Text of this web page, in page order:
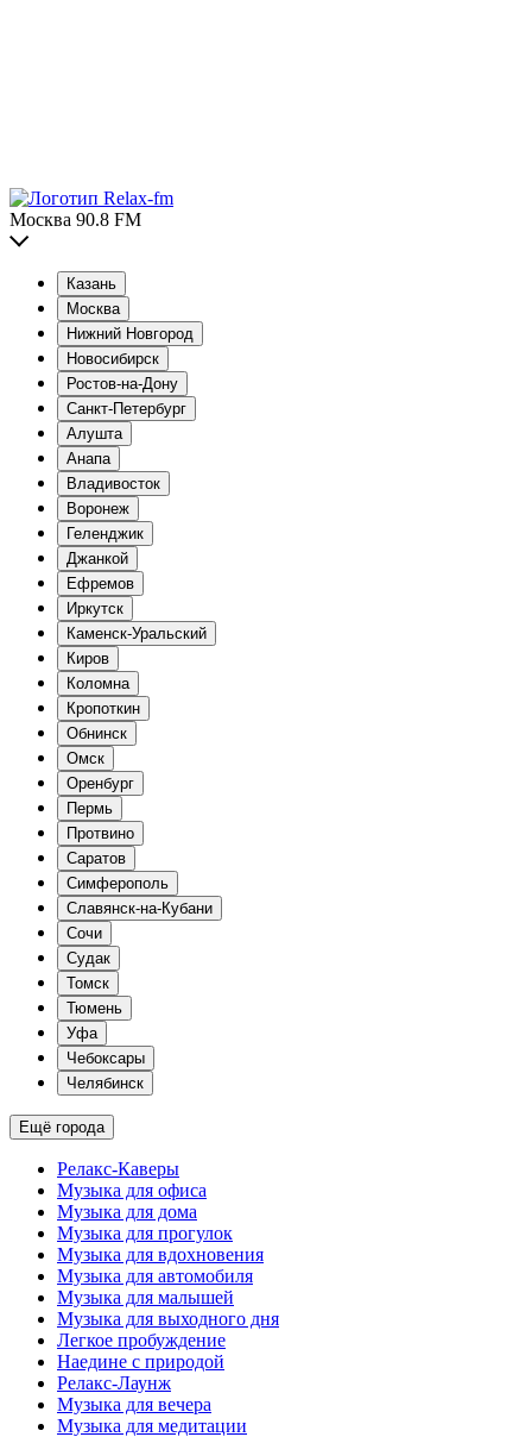
Москва 90.8 FM
Казань
Москва
Нижний Новгород
Новосибирск
Ростов-на-Дону
Санкт-Петербург
Алушта
Анапа
Владивосток
Воронеж
Геленджик
Джанкой
Ефремов
Иркутск
Каменск-Уральский
Киров
Коломна
Кропоткин
Обнинск
Омск
Оренбург
Пермь
Протвино
Саратов
Симферополь
Славянск-на-Кубани
Сочи
Судак
Томск
Тюмень
Уфа
Чебоксары
Челябинск
Ещё города
Релакс-Каверы
Музыка для офиса
Музыка для дома
Музыка для прогулок
Музыка для вдохновения
Музыка для автомобиля
Музыка для малышей
Музыка для выходного дня
Легкое пробуждение
Наедине с природой
Релакс-Лаунж
Музыка для вечера
Музыка для медитации